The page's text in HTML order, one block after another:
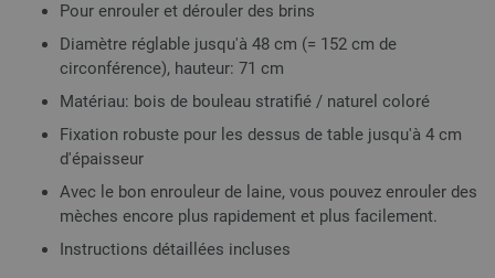
Pour enrouler et dérouler des brins
Diamètre réglable jusqu'à 48 cm (= 152 cm de
circonférence), hauteur: 71 cm
Matériau: bois de bouleau stratifié / naturel coloré
Fixation robuste pour les dessus de table jusqu'à 4 cm
d'épaisseur
Avec le bon enrouleur de laine, vous pouvez enrouler des
mèches encore plus rapidement et plus facilement.
Instructions détaillées incluses